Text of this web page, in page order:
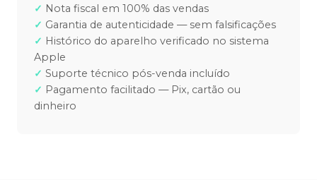
Nota fiscal em 100% das vendas
Garantia de autenticidade — sem falsificações
Histórico do aparelho verificado no sistema
Apple
Suporte técnico pós-venda incluído
Pagamento facilitado — Pix, cartão ou
dinheiro